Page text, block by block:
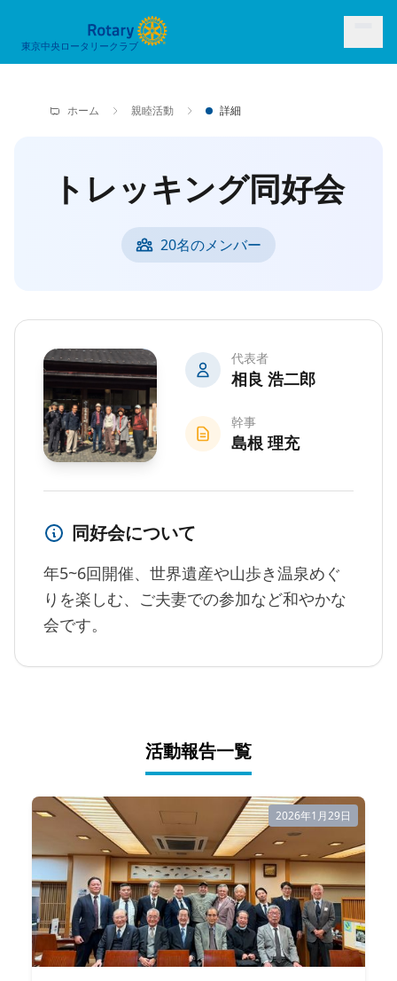
東京中央ロータリークラブ
ホーム 親睦活動 詳細
トレッキング同好会
20名のメンバー
代表者
相良 浩二郎
幹事
島根 理充
同好会について
年5~6回開催、世界遺産や山歩き温泉めぐ
りを楽しむ、ご夫妻での参加など和やかな
会です。
活動報告一覧
2026年1月29日